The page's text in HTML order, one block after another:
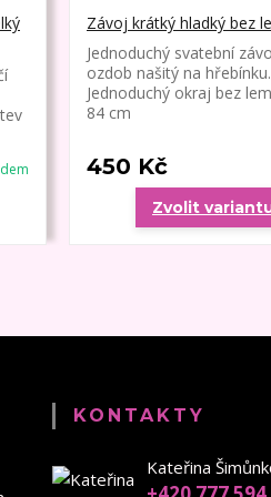
Závoj krátký hladký bez
Jednoduchý svatební
ozdob našitý na hřebínku.
Jednoduchý okraj bez
84 cm
450 Kč
Zvolit
KONTAKTY
Kateřina